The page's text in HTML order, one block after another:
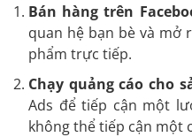
Bán hàng trên
quan hệ bạn bè và mở
phẩm trực tiếp.
Chạy quảng cáo cho
Ads để tiếp cận một
không thể tiếp cận một